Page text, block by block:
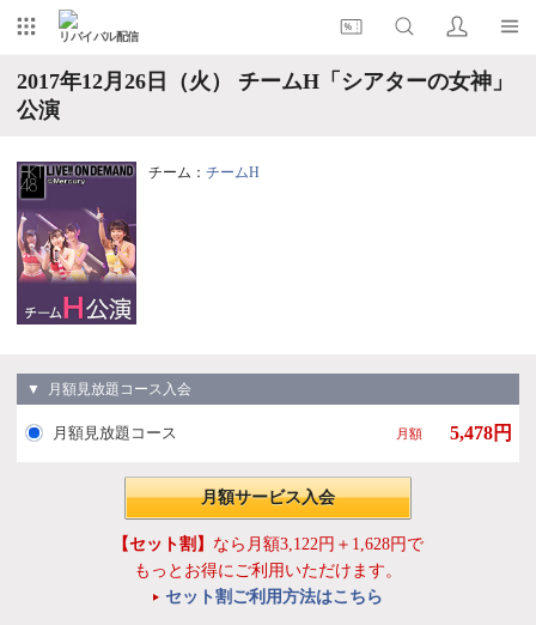
リバイバル配信
2017年12月26日（火） チームH「シアターの女神」
公演
チーム： チームH
▼ 月額見放題コース入会
月額見放題コース 月額 5,478円
月額サービス入会
【セット割】 なら月額3,122円＋1,628円で
もっとお得にご利用いただけます。
セット割ご利用方法はこちら